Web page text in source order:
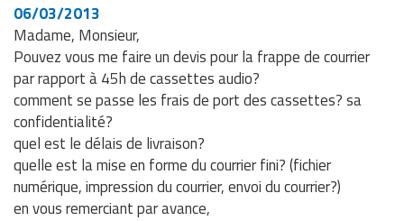
06/03/2013
Madame, Monsieur,
Pouvez vous me faire un devis pour la frappe de courrier
par rapport à 45h de cassettes audio?
comment se passe les frais de port des cassettes? sa
confidentialité?
quel est le délais de livraison?
quelle est la mise en forme du courrier fini? (fichier
numérique, impression du courrier, envoi du courrier?)
en vous remerciant par avance,